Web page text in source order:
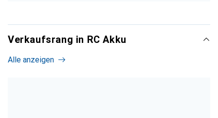
Verkaufsrang in RC Akku
Alle anzeigen